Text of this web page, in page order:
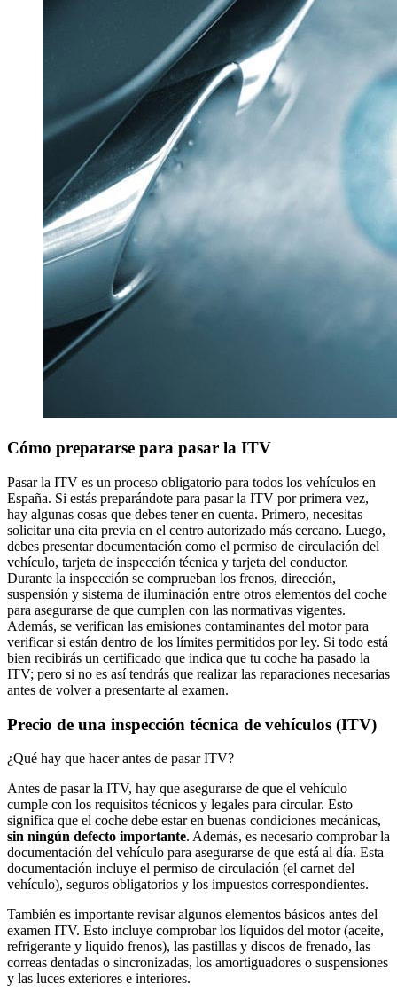
Cómo prepararse para pasar la ITV
Pasar la ITV es un proceso obligatorio para todos los vehículos en
España. Si estás preparándote para pasar la ITV por primera vez,
hay algunas cosas que debes tener en cuenta. Primero, necesitas
solicitar una cita previa en el centro autorizado más cercano. Luego,
debes presentar documentación como el permiso de circulación del
vehículo, tarjeta de inspección técnica y tarjeta del conductor.
Durante la inspección se comprueban los frenos, dirección,
suspensión y sistema de iluminación entre otros elementos del coche
para asegurarse de que cumplen con las normativas vigentes.
Además, se verifican las emisiones contaminantes del motor para
verificar si están dentro de los límites permitidos por ley. Si todo está
bien recibirás un certificado que indica que tu coche ha pasado la
ITV; pero si no es así tendrás que realizar las reparaciones necesarias
antes de volver a presentarte al examen.
Precio de una inspección técnica de vehículos (ITV)
¿Qué hay que hacer antes de pasar ITV?
Antes de pasar la ITV, hay que asegurarse de que el vehículo
cumple con los requisitos técnicos y legales para circular. Esto
significa que el coche debe estar en buenas condiciones mecánicas,
sin ningún defecto importante. Además, es necesario comprobar la
documentación del vehículo para asegurarse de que está al día. Esta
documentación incluye el permiso de circulación (el carnet del
vehículo), seguros obligatorios y los impuestos correspondientes.
También es importante revisar algunos elementos básicos antes del
examen ITV. Esto incluye comprobar los líquidos del motor (aceite,
refrigerante y líquido frenos), las pastillas y discos de frenado, las
correas dentadas o sincronizadas, los amortiguadores o suspensiones
y las luces exteriores e interiores.